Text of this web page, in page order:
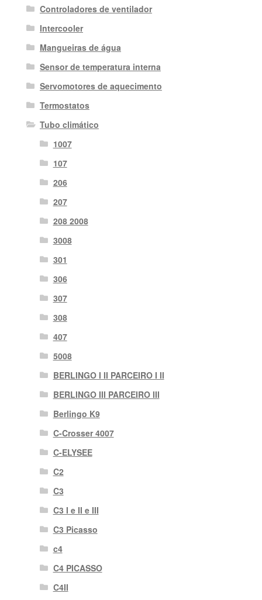
Controladores de ventilador
Intercooler
Mangueiras de água
Sensor de temperatura interna
Servomotores de aquecimento
Termostatos
Tubo climático
1007
107
206
207
208 2008
3008
301
306
307
308
407
5008
BERLINGO I II PARCEIRO I II
BERLINGO III PARCEIRO III
Berlingo K9
C-Crosser 4007
C-ELYSEE
C2
C3
C3 I e II e III
C3 Picasso
c4
C4 PICASSO
C4II